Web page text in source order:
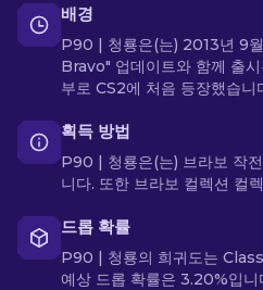
배경
P90 | 청룡은(는) 2013년 9
Bravo" 업데이트와 함께 출
부로 CS2에 처음 등장했습니
획득 방법
P90 | 청룡은(는) 브라보 작
니다. 또한 브라보 컬렉션 컬
드롭 확률
P90 | 청룡의 희귀도는
예상 드롭 확률은 3.20%입니